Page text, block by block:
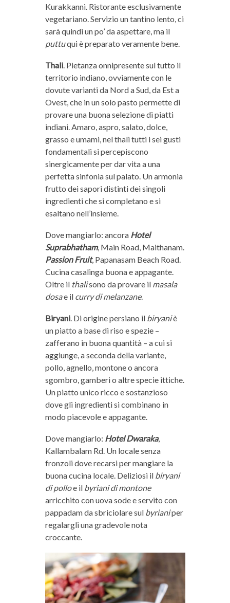
Kurakkanni. Ristorante esclusivamente
vegetariano. Servizio un tantino lento, ci
sarà quindi un po’ da aspettare, ma il
puttuqui è preparato veramente bene.
Thali. Pietanza onnipresente sul tutto il
territorio indiano, ovviamente con le
dovute varianti da Nord a Sud, da Est a
Ovest, che in un solo pasto permette di
provare una buona selezione di piatti
indiani. Amaro, aspro, salato, dolce,
grasso e umami, nel thali tutti i sei gusti
fondamentali si percepiscono
sinergicamente per dar vita a una
perfetta sinfonia sul palato. Un armonia
frutto dei sapori distinti dei singoli
ingredienti che si completano e si
esaltano nell’insieme.
Dove mangiarlo: ancoraHotel
Suprabhatham, Main Road, Maithanam.
Passion Fruit, Papanasam Beach Road.
Cucina casalinga buona e appagante.
Oltre il thalisono da provare il masala
dosae il curry di melanzane.
Biryani. Di origine persiano il biryaniè
un piatto a base di riso e spezie –
zafferano in buona quantità – a cui si
aggiunge, a seconda della variante,
pollo, agnello, montone o ancora
sgombro, gamberi o altre specie ittiche.
Un piatto unico ricco e sostanzioso
dove gli ingredienti si combinano in
modo piacevole e appagante.
Dove mangiarlo: Hotel Dwaraka,
Kallambalam Rd. Un locale senza
fronzoli dove recarsi per mangiare la
buona cucina locale. Deliziosi il biryani
di polloe il byriani di montone
arricchito con uova sode e servito con
pappadam da sbriciolare sul byrianiper
regalargli una gradevole nota
croccante.